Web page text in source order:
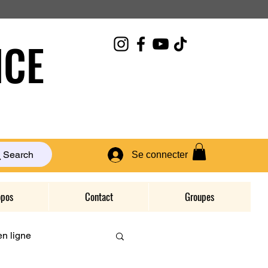
Se connecter
Search
Contact Groupes
ligne